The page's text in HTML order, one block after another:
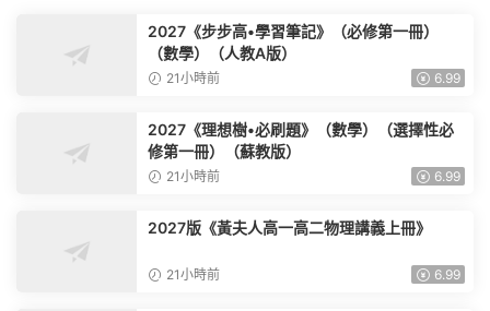
2027《步步高•學習筆記》（必修第一冊）
（數學）（人教A版）
21小時前 6.99
2027《理想樹•必刷題》（數學）（選擇性必
修第一冊）（蘇教版）
21小時前 6.99
2027版《黃夫人高一高二物理講義上冊》
21小時前 6.99